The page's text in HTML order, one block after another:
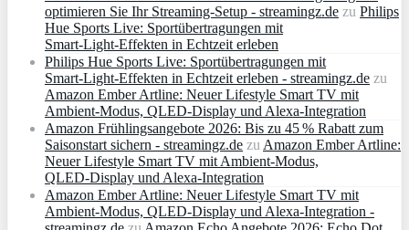
optimieren Sie Ihr Streaming-Setup - streamingz.de zu Philips
Hue Sports Live: Sportübertragungen mit
Smart‑Light‑Effekten in Echtzeit erleben
Philips Hue Sports Live: Sportübertragungen mit
Smart‑Light‑Effekten in Echtzeit erleben - streamingz.de zu
Amazon Ember Artline: Neuer Lifestyle Smart TV mit
Ambient‑Modus, QLED‑Display und Alexa‑Integration
Amazon Frühlingsangebote 2026: Bis zu 45 % Rabatt zum
Saisonstart sichern - streamingz.de zuAmazon Ember Artline:
Neuer Lifestyle Smart TV mit Ambient‑Modus,
QLED‑Display und Alexa‑Integration
Amazon Ember Artline: Neuer Lifestyle Smart TV mit
Ambient‑Modus, QLED‑Display und Alexa‑Integration -